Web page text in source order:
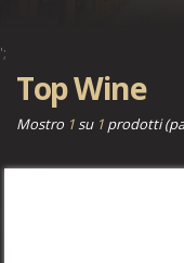
';
Top Wine
Mostro 1su 1 prodotti